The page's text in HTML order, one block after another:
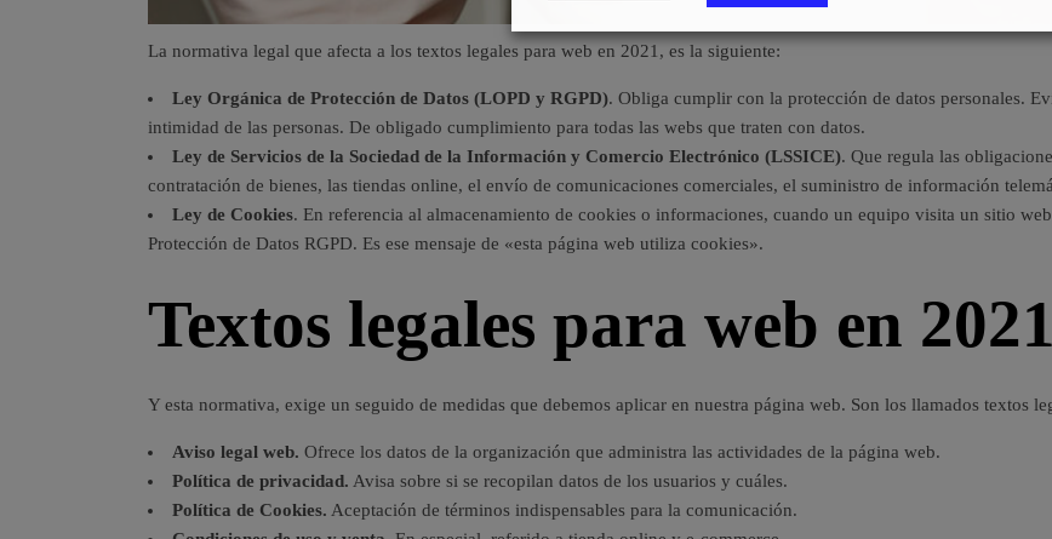
La normativa legal que afecta a los textos legales para web en 2021, es la siguiente:
Ley Orgánica de Protección de Datos (LOPD y RGPD). Obliga cumplir con la protección de datos personales.
intimidad de las personas. De obligado cumplimiento para todas las webs que traten con datos.
Ley de Servicios de la Sociedad de la Información y Comercio Electrónico (LSSICE). Que regula las
contratación de bienes, las tiendas online, el envío de comunicaciones comerciales, el suministro de información
Ley de Cookies. En referencia al almacenamiento de cookies o informaciones, cuando un equipo visita un sitio
Protección de Datos RGPD. Es ese mensaje de «esta página web utiliza cookies».
Textos legales para web en 2021
Y esta normativa, exige un seguido de medidas que debemos aplicar en nuestra página web. Son los llamados textos
Aviso legal web. Ofrece los datos de la organización que administra las actividades de la página web.
Política de privacidad. Avisa sobre si se recopilan datos de los usuarios y cuáles.
Política de Cookies. Aceptación de términos indispensables para la comunicación.